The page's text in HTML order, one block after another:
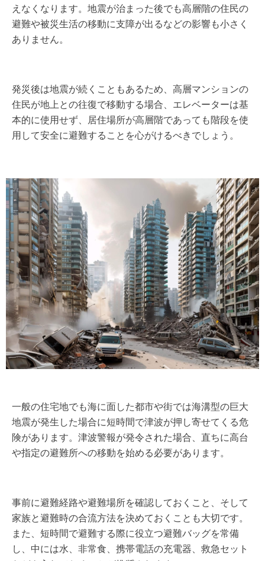
えなくなります。地震が治まった後でも高層階の住民の
避難や被災生活の移動に支障が出るなどの影響も小さく
ありません。
発災後は地震が続くこともあるため、高層マンションの
住民が地上との往復で移動する場合、エレベーターは基
本的に使用せず、居住場所が高層階であっても階段を使
用して安全に避難することを心がけるべきでしょう。
一般の住宅地でも海に面した都市や街では海溝型の巨大
地震が発生した場合に短時間で津波が押し寄せてくる危
険があります。津波警報が発令された場合、直ちに高台
や指定の避難所への移動を始める必要があります。
事前に避難経路や避難場所を確認しておくこと、そして
家族と避難時の合流方法を決めておくことも大切です。
また、短時間で避難する際に役立つ避難バッグを常備
し、中には水、非常食、携帯電話の充電器、救急セット